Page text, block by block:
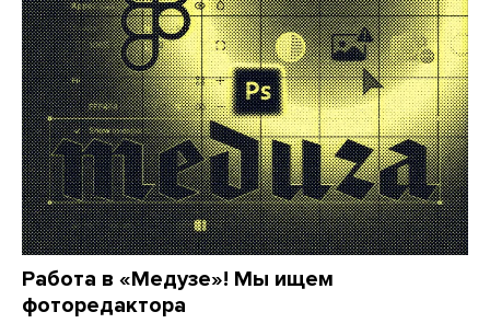
Работа в «Медузе»! Мы ищем
фоторедактора